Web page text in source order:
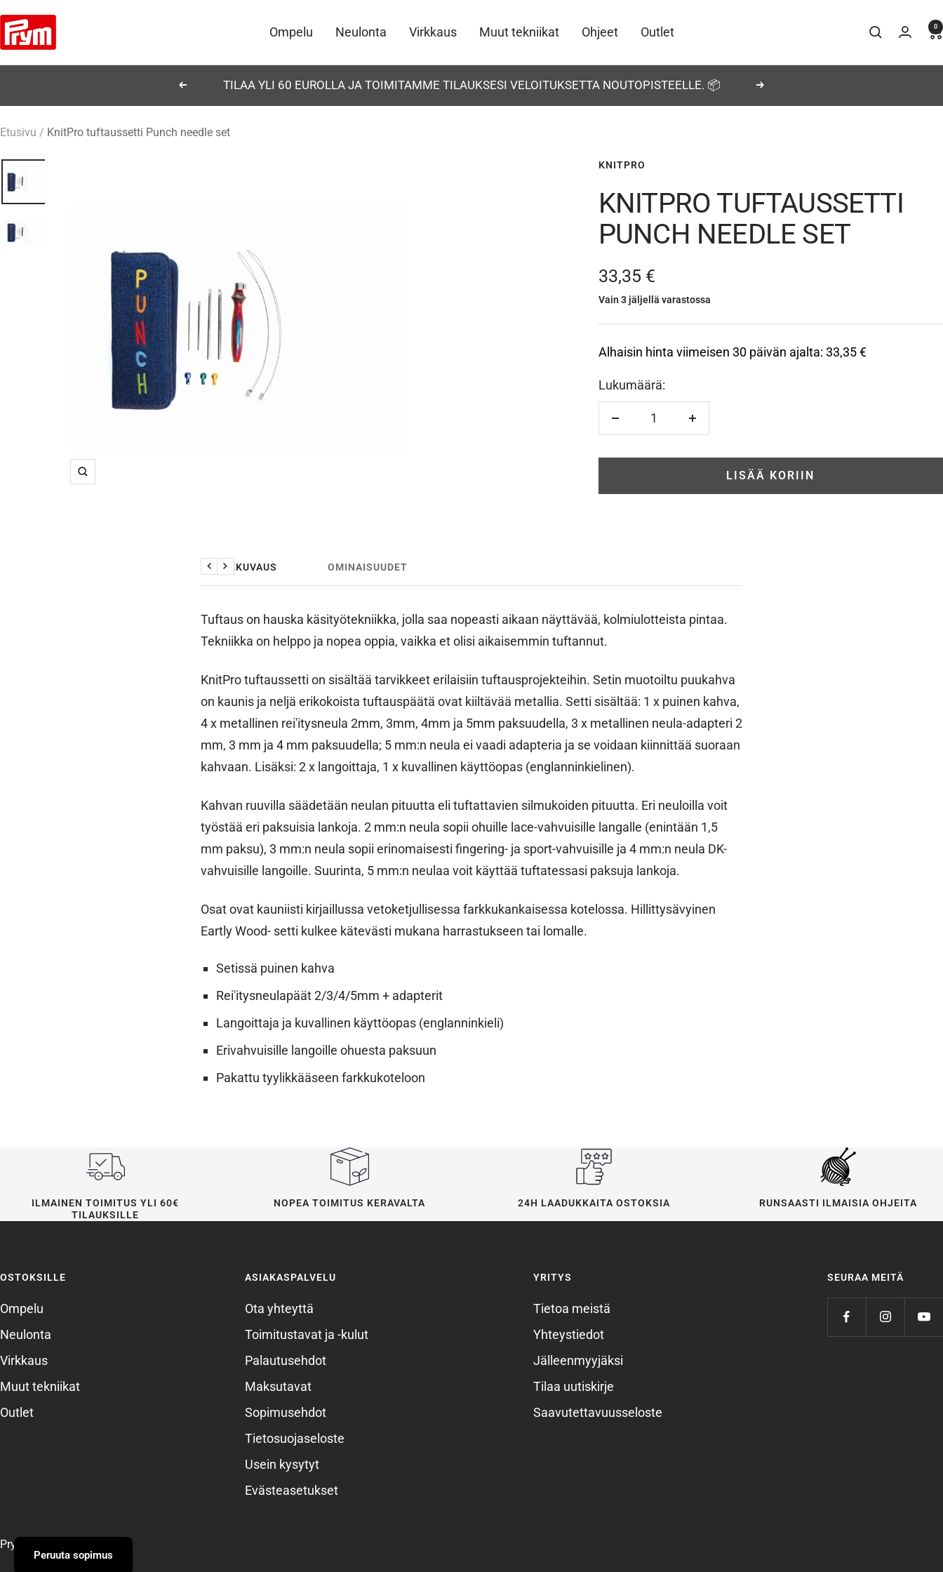
sisältöön
Ompelu Neulonta Virkkaus Muut tekniikat Ohjeet Outlet
Prym 0
EdellinenTILAA YLI 60 EUROLLA JA TOIMITAMME TILAUKSESI VELOITUKSETTA NOUTOPISTEELLE. 📦 Seuraava
Etusivu KnitPro tuftaussetti Punch needle set
Suurenna
KNITPRO
KNITPRO TUFTAUSSETTI
PUNCH NEEDLE SET
Alennushinta
33,35 €
Vain 3 jäljellä varastossa
Alhaisin hinta viimeisen 30 päivän ajalta: 33,35 €
Lukumäärä:
LISÄÄ KORIIN
TUOTEKUVAUS OMINAISUUDET
Edellinen
Seuraava
Tuftaus on hauska käsityötekniikka, jolla saa nopeasti aikaan näyttävää, kolmiulotteista pintaa.
Tekniikka on helppo ja nopea oppia, vaikka et olisi aikaisemmin tuftannut.
KnitPro tuftaussetti on sisältää tarvikkeet erilaisiin tuftausprojekteihin. Setin muotoiltu puukahva
on kaunis ja neljä erikokoista tuftauspäätä ovat kiiltävää metallia. Setti sisältää: 1 x puinen kahva,
4 x metallinen rei'itysneula 2mm, 3mm, 4mm ja 5mm paksuudella, 3 x metallinen neula-adapteri 2
mm, 3 mm ja 4 mm paksuudella; 5 mm:n neula ei vaadi adapteria ja se voidaan kiinnittää suoraan
kahvaan. Lisäksi: 2 x langoittaja, 1 x kuvallinen käyttöopas (englanninkielinen).
Kahvan ruuvilla säädetään neulan pituutta eli tuftattavien silmukoiden pituutta. Eri neuloilla voit
työstää eri paksuisia lankoja. 2 mm:n neula sopii ohuille lace-vahvuisille langalle (enintään 1,5
mm paksu), 3 mm:n neula sopii erinomaisesti fingering- ja sport-vahvuisille ja 4 mm:n neula DK-
vahvuisille langoille. Suurinta, 5 mm:n neulaa voit käyttää tuftatessasi paksuja lankoja.
Osat ovat kauniisti kirjaillussa vetoketjullisessa farkkukankaisessa kotelossa. Hillittysävyinen
Eartly Wood- setti kulkee kätevästi mukana harrastukseen tai lomalle.
Setissä puinen kahva
Rei'itysneulapäät 2/3/4/5mm + adapterit
Langoittaja ja kuvallinen käyttöopas (englanninkieli)
Erivahvuisille langoille ohuesta paksuun
Pakattu tyylikkääseen farkkukoteloon
ILMAINEN TOIMITUS YLI 60€
TILAUKSILLE
NOPEA TOIMITUS KERAVALTA 24H LAADUKKAITA OSTOKSIA RUNSAASTI ILMAISIA OHJEITA
OSTOKSILLE
Ompelu
Neulonta
Virkkaus
Muut tekniikat
Outlet
ASIAKASPALVELU
Ota yhteyttä
Toimitustavat ja -kulut
Palautusehdot
Maksutavat
Sopimusehdot
Tietosuojaseloste
Usein kysytyt
Evästeasetukset
YRITYS
Tietoa meistä
Yhteystiedot
Jälleenmyyjäksi
Tilaa uutiskirje
Saavutettavuusseloste
SEURAA MEITÄ
Prym
Peruuta sopimus